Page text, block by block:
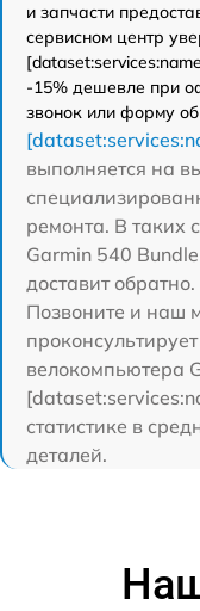
и запчасти
сервисном центр
-15% дешевле при
звонок или форму
выполняется на
ремонта. В таких
Garmin 540
доставит обратно.
Позвоните и наш
велокомпьютера
статистике в
деталей.